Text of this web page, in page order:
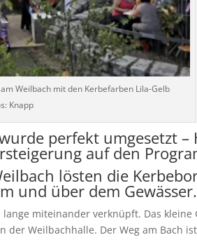
Weilbach mit den Kerbefarben Lila-Gelb
Knapp
perfekt umgesetzt
auf den
lösten die
und über dem Gewässer.
miteinander verknüpft. Das kleine
der Weilbachhalle. Der Weg am Bach